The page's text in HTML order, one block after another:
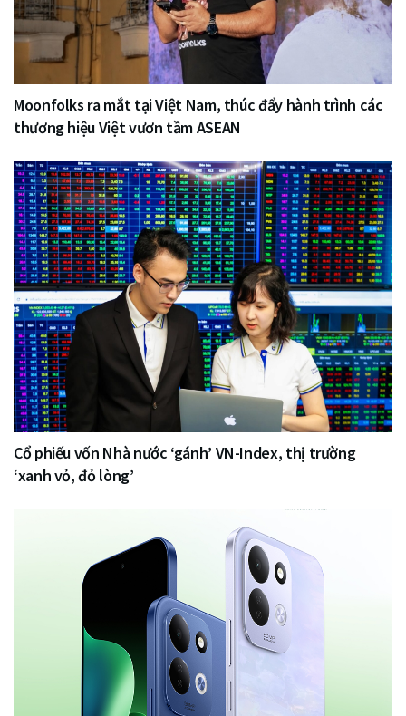
Moonfolks ra mắt tại Việt Nam, thúc đẩy hành trình các
thương hiệu Việt vươn tầm ASEAN
Cổ phiếu vốn Nhà nước ‘gánh’ VN-Index, thị trường
‘xanh vỏ, đỏ lòng’